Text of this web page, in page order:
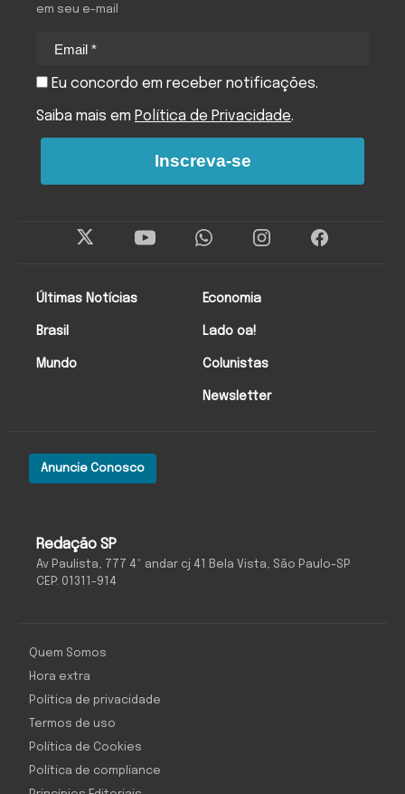
Redação SP
Av Paulista, 777 4º andar cj 41 Bela Vista, São Paulo-SP
CEP: 01311-914
Anuncie Conosco
Últimas Notícias
Brasil
Mundo
Economia
Lado oa!
Colunistas
Newsletter
em seu e-mail
Eu concordo em receber notificações.
Saiba mais em Política de Privacidade.
Inscreva-se
Quem Somos
Hora extra
Política de privacidade
Termos de uso
Política de Cookies
Política de compliance